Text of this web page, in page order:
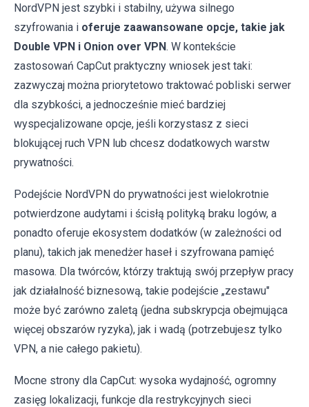
NordVPN jest szybki i stabilny, używa silnego
szyfrowania i oferuje zaawansowane opcje, takie jak
Double VPN i Onion over VPN. W kontekście
zastosowań CapCut praktyczny wniosek jest taki:
zazwyczaj można priorytetowo traktować pobliski serwer
dla szybkości, a jednocześnie mieć bardziej
wyspecjalizowane opcje, jeśli korzystasz z sieci
blokującej ruch VPN lub chcesz dodatkowych warstw
prywatności.
Podejście NordVPN do prywatności jest wielokrotnie
potwierdzone audytami i ścisłą polityką braku logów, a
ponadto oferuje ekosystem dodatków (w zależności od
planu), takich jak menedżer haseł i szyfrowana pamięć
masowa. Dla twórców, którzy traktują swój przepływ pracy
jak działalność biznesową, takie podejście „zestawu"
może być zarówno zaletą (jedna subskrypcja obejmująca
więcej obszarów ryzyka), jak i wadą (potrzebujesz tylko
VPN, a nie całego pakietu).
Mocne strony dla CapCut: wysoka wydajność, ogromny
zasięg lokalizacji, funkcje dla restrykcyjnych sieci